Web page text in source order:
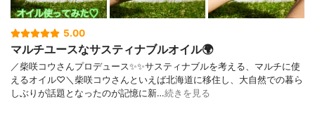
5.00
マルチユースなサスティナブルオイル🌍
／柴咲コウさんプロデュース✨✨サスティナブルを考える、マルチに使
えるオイル♡＼柴咲コウさんといえば北海道に移住し、大自然での暮ら
しぶりが話題となったのが記憶に新…続きを見る